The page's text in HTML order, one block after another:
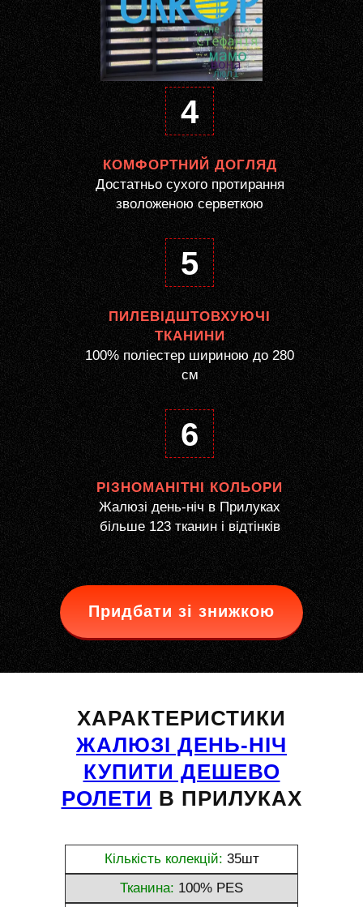
4
КОМФОРТНИЙ ДОГЛЯД
Достатньо сухого протирання
зволоженою серветкою
5
ПИЛЕВІДШТОВХУЮЧІ
ТКАНИНИ
100% поліестер шириною до 280
см
6
РІЗНОМАНІТНІ КОЛЬОРИ
Жалюзі день-ніч в Прилуках
більше 123 тканин і відтінків
Придбати зі знижкою
ХАРАКТЕРИСТИКИ
ЖАЛЮЗІ ДЕНЬ-НІЧ
КУПИТИ ДЕШЕВО
РОЛЕТИ В ПРИЛУКАХ
Кількість колекцій: 35шт
Тканина: 100% PES